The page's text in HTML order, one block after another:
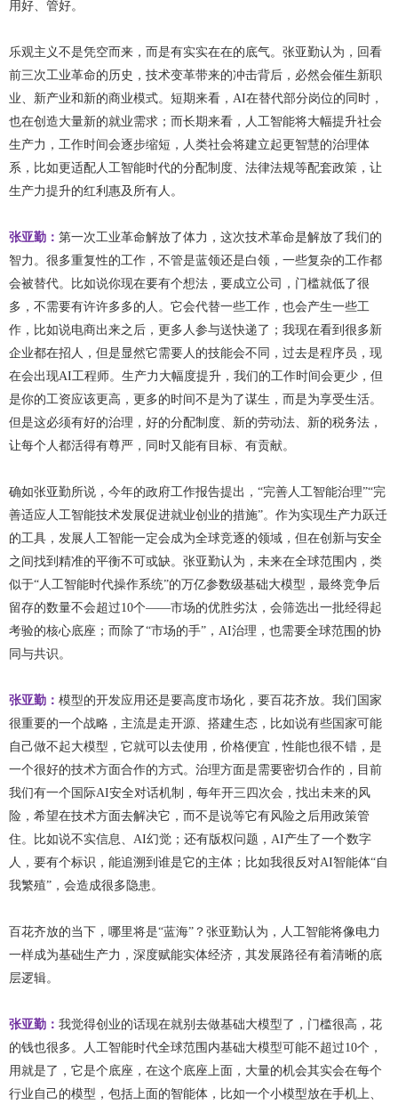
用好、管好。
乐观主义不是凭空而来，而是有实实在在的底气。张亚勤认为，回看
前三次工业革命的历史，技术变革带来的冲击背后，必然会催生新职
业、新产业和新的商业模式。短期来看，AI在替代部分岗位的同时，
也在创造大量新的就业需求；而长期来看，人工智能将大幅提升社会
生产力，工作时间会逐步缩短，人类社会将建立起更智慧的治理体
系，比如更适配人工智能时代的分配制度、法律法规等配套政策，让
生产力提升的红利惠及所有人。
张亚勤： 第一次工业革命解放了体力，这次技术革命是解放了我们的
智力。很多重复性的工作，不管是蓝领还是白领，一些复杂的工作都
会被替代。比如说你现在要有个想法，要成立公司，门槛就低了很
多，不需要有许许多多的人。它会代替一些工作，也会产生一些工
作，比如说电商出来之后，更多人参与送快递了；我现在看到很多新
企业都在招人，但是显然它需要人的技能会不同，过去是程序员，现
在会出现AI工程师。生产力大幅度提升，我们的工作时间会更少，但
是你的工资应该更高，更多的时间不是为了谋生，而是为享受生活。
但是这必须有好的治理，好的分配制度、新的劳动法、新的税务法，
让每个人都活得有尊严，同时又能有目标、有贡献。
确如张亚勤所说，今年的政府工作报告提出，“完善人工智能治理”“完
善适应人工智能技术发展促进就业创业的措施”。作为实现生产力跃迁
的工具，发展人工智能一定会成为全球竞逐的领域，但在创新与安全
之间找到精准的平衡不可或缺。张亚勤认为，未来在全球范围内，类
似于“人工智能时代操作系统”的万亿参数级基础大模型，最终竞争后
留存的数量不会超过10个——市场的优胜劣汰，会筛选出一批经得起
考验的核心底座；而除了“市场的手”，AI治理，也需要全球范围的协
同与共识。
张亚勤： 模型的开发应用还是要高度市场化，要百花齐放。我们国家
很重要的一个战略，主流是走开源、搭建生态，比如说有些国家可能
自己做不起大模型，它就可以去使用，价格便宜，性能也很不错，是
一个很好的技术方面合作的方式。治理方面是需要密切合作的，目前
我们有一个国际AI安全对话机制，每年开三四次会，找出未来的风
险，希望在技术方面去解决它，而不是说等它有风险之后用政策管
住。比如说不实信息、AI幻觉；还有版权问题，AI产生了一个数字
人，要有个标识，能追溯到谁是它的主体；比如我很反对AI智能体“自
我繁殖”，会造成很多隐患。
百花齐放的当下，哪里将是“蓝海”？张亚勤认为，人工智能将像电力
一样成为基础生产力，深度赋能实体经济，其发展路径有着清晰的底
层逻辑。
张亚勤： 我觉得创业的话现在就别去做基础大模型了，门槛很高，花
的钱也很多。人工智能时代全球范围内基础大模型可能不超过10个，
用就是了，它是个底座，在这个底座上面，大量的机会其实会在每个
行业自己的模型，包括上面的智能体，比如一个小模型放在手机上、